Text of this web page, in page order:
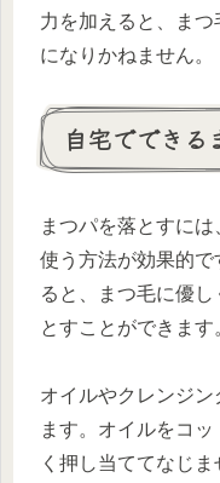
力を加えると、ま
になりかねません。
自宅でできる
まつパを落とすに
使う方法が効果的
ると、まつ毛に優
とすことができます
オイルやクレンジン
ます。オイルをコ
く押し当ててなじ